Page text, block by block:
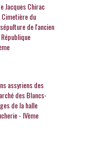
Jacques Chirac
du
de l'ancien
assyriens des
des Blancs-
de la halle
- IVème